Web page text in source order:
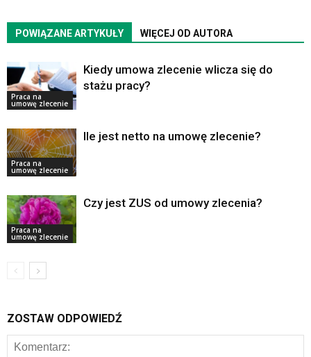
POWIĄZANE ARTYKUŁY WIĘCEJ OD AUTORA
Praca na
umowę zlecenie
Kiedy umowa zlecenie wlicza się do
stażu pracy?
Praca na
umowę zlecenie
Ile jest netto na umowę zlecenie?
Praca na
umowę zlecenie
Czy jest ZUS od umowy zlecenia?
ZOSTAW ODPOWIEDŹ